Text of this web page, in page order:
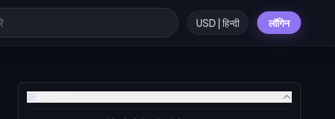
USD | हिन्दी लॉगिन